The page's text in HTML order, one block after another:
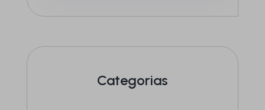
Categorias